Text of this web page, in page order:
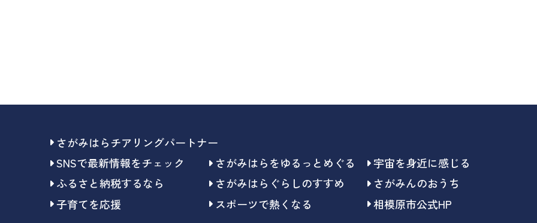
さがみはらチアリングパートナー
SNSで最新情報をチェック
さがみはらをゆるっとめぐる
宇宙を身近に感じる
ふるさと納税するなら
さがみはらぐらしのすすめ
さがみんのおうち
子育てを応援
スポーツで熱くなる 相模原市公式HP